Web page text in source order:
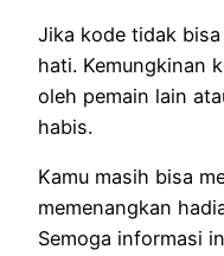
Jika kode tidak
hati. Kemungkinan
oleh pemain lain
habis.
Kamu masih bisa
memenangkan
Semoga informasi